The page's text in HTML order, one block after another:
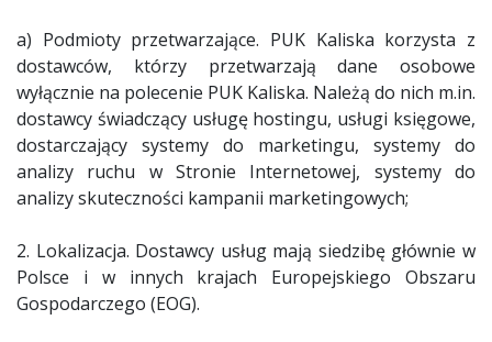
a) Podmioty przetwarzające. PUK Kaliska korzysta z
dostawców, którzy przetwarzają dane osobowe
wyłącznie na polecenie PUK Kaliska. Należą do nich m.in.
dostawcy świadczący usługę hostingu, usługi księgowe,
dostarczający systemy do marketingu, systemy do
analizy ruchu w Stronie Internetowej, systemy do
analizy skuteczności kampanii marketingowych;
2. Lokalizacja. Dostawcy usług mają siedzibę głównie w
Polsce i w innych krajach Europejskiego Obszaru
Gospodarczego (EOG).